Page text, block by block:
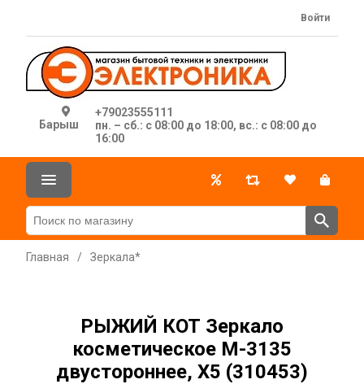
Барыш
+79023555111
пн. – сб.: с 08:00 до 18:00, вс.: с 08:00 до
16:00
Войти
Главная / Зеркала*
РЫЖИЙ КОТ Зеркало
косметическое M-3135
двустороннее, Х5 (310453)